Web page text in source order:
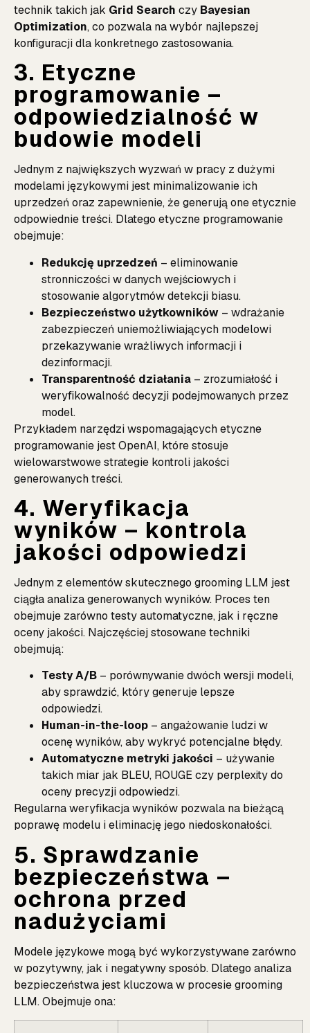
technik takich jak Grid Search czy Bayesian
Optimization, co pozwala na wybór najlepszej
konfiguracji dla konkretnego zastosowania.
3. Etyczne
programowanie –
odpowiedzialność w
budowie modeli
Jednym z największych wyzwań w pracy z dużymi
modelami językowymi jest minimalizowanie ich
uprzedzeń oraz zapewnienie, że generują one etycznie
odpowiednie treści. Dlatego etyczne programowanie
obejmuje:
Redukcję uprzedzeń – eliminowanie
stronniczości w danych wejściowych i
stosowanie algorytmów detekcji biasu.
Bezpieczeństwo użytkowników – wdrażanie
zabezpieczeń uniemożliwiających modelowi
przekazywanie wrażliwych informacji i
dezinformacji.
Transparentność działania – zrozumiałość i
weryfikowalność decyzji podejmowanych przez
model.
Przykładem narzędzi wspomagających etyczne
programowanie jestOpenAI, które stosuje
wielowarstwowe strategie kontroli jakości
generowanych treści.
4. Weryfikacja
wyników – kontrola
jakości odpowiedzi
Jednym z elementów skutecznego grooming LLM jest
ciągła analiza generowanych wyników. Proces ten
obejmuje zarówno testy automatyczne, jak i ręczne
oceny jakości. Najczęściej stosowane techniki
obejmują:
Testy A/B – porównywanie dwóch wersji modeli,
aby sprawdzić, który generuje lepsze
odpowiedzi.
Human-in-the-loop – angażowanie ludzi w
ocenę wyników, aby wykryć potencjalne błędy.
Automatyczne metryki jakości – używanie
takich miar jak BLEU, ROUGE czy perplexity do
oceny precyzji odpowiedzi.
Regularna weryfikacja wyników pozwala na bieżącą
poprawę modelu i eliminację jego niedoskonałości.
5. Sprawdzanie
bezpieczeństwa –
ochrona przed
nadużyciami
Modele językowe mogą być wykorzystywane zarówno
w pozytywny, jak i negatywny sposób. Dlatego analiza
bezpieczeństwa jest kluczowa w procesie grooming
LLM. Obejmuje ona: